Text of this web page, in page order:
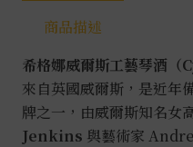
0.7L
數
量
商品描述
希格娜威爾斯工藝琴酒
來自英國威爾斯，是近年
牌之一，由威爾斯知名女
Jenkins 與藝術家